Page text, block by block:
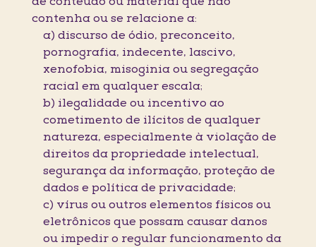
contenha ou se relacione a:
a) discurso de ódio, preconceito,
pornografia, indecente, lascivo,
xenofobia, misoginia ou segregação
racial em qualquer escala;
b) ilegalidade ou incentivo ao
cometimento de ilícitos de qualquer
natureza, especialmente à violação de
direitos da propriedade intelectual,
segurança da informação, proteção de
dados e política de privacidade;
c) vírus ou outros elementos físicos ou
eletrônicos que possam causar danos
ou impedir o regular funcionamento da